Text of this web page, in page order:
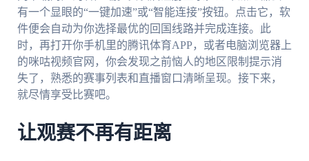
有一个显眼的“一键加速”或“智能连接”按钮。点击它，软
件便会自动为你选择最优的回国线路并完成连接。此
时，再打开你手机里的腾讯体育APP，或者电脑浏览器上
的咪咕视频官网，你会发现之前恼人的地区限制提示消
失了，熟悉的赛事列表和直播窗口清晰呈现。接下来，
就尽情享受比赛吧。
让观赛不再有距离